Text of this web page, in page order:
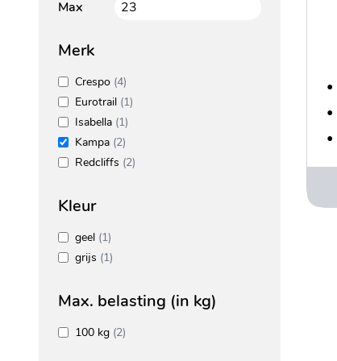
Max
Merk
Crespo (4)
Eurotrail (1)
Isabella (1)
Kampa (2)
Redcliffs (2)
Kleur
geel (1)
grijs (1)
Max. belasting (in kg)
100 kg (2)
•
•
•